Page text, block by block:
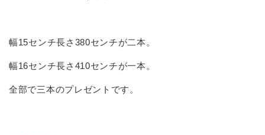
幅15センチ長さ380センチが二本。
幅16センチ長さ410センチが一本。
全部で三本のプレゼントです。